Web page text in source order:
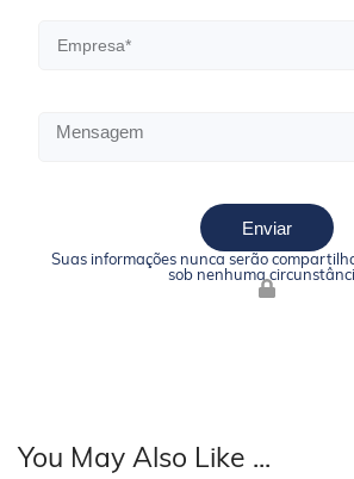
Enviar
Suas informações nunca serão
sob nenhuma
You May Also Like ...